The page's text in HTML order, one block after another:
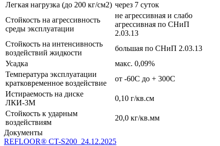
Легкая нагрузка (до 200 кг/см2) через 7 суток
Стойкость на агрессивность
среды эксплуатации
не агрессивная и слабо
агрессивная по СНиП
2.03.13
Стойкость на интенсивность
воздействий жидкости
большая по СНиП 2.03.13
Усадка
макс. 0,09%
Температура эксплуатации
кратковременное воздействие
от -60С до + 300С
Истираемость на диске
ЛКИ-3М
0,10 г/кв.см
Стойкость к ударным
воздействиям
20,0 кг/кв.мм
Документы
REFLOOR® CT-S200_24.12.2025